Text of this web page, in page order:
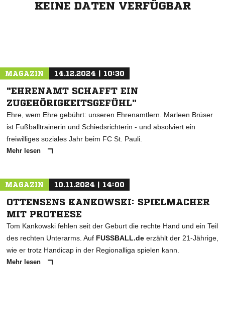
KEINE DATEN VERFÜGBAR
MAGAZIN 14.12.2024 | 10:30
"EHRENAMT SCHAFFT EIN
ZUGEHÖRIGKEITSGEFÜHL"
Ehre, wem Ehre gebührt: unseren Ehrenamtlern. Marleen Brüser
ist Fußballtrainerin und Schiedsrichterin - und absolviert ein
freiwilliges soziales Jahr beim FC St. Pauli.
Mehr lesen
MAGAZIN 10.11.2024 | 14:00
OTTENSENS KANKOWSKI: SPIELMACHER
MIT PROTHESE
Tom Kankowski fehlen seit der Geburt die rechte Hand und ein Teil
des rechten Unterarms. Auf FUSSBALL.de erzählt der 21-Jährige,
wie er trotz Handicap in der Regionalliga spielen kann.
Mehr lesen